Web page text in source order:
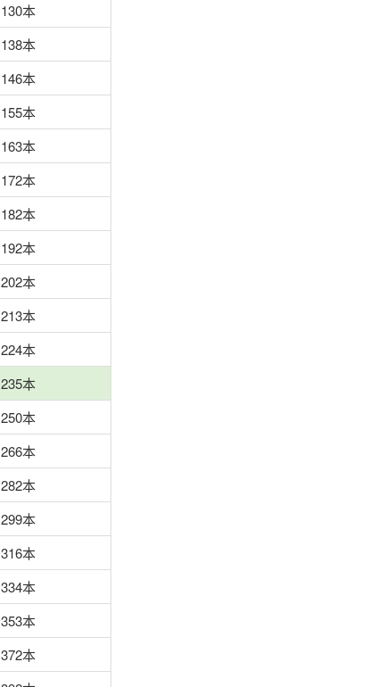
130本
138本
146本
155本
163本
172本
182本
192本
202本
213本
224本
235本
250本
266本
282本
299本
316本
334本
353本
372本